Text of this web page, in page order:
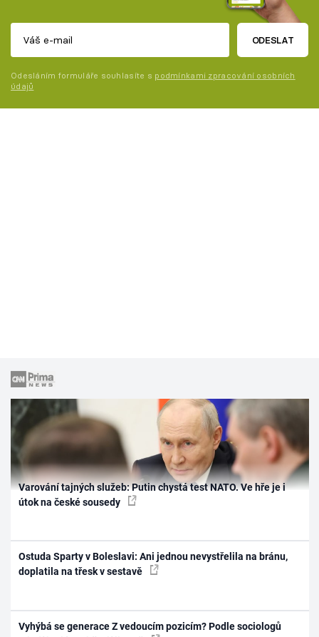
ODESLAT
Odesláním formuláře souhlasíte s podmínkami zpracování osobních
údajů
Varování tajných služeb: Putin chystá test NATO. Ve hře je i
útok na české sousedy
Ostuda Sparty v Boleslavi: Ani jednou nevystřelila na bránu,
doplatila na třesk v sestavě
Vyhýbá se generace Z vedoucím pozicím? Podle sociologů